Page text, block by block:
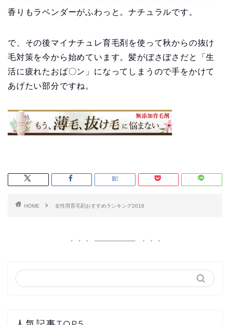
香りもラベンダーがふわっと。ナチュラルです。
で、その後マイナチュレ育毛剤を使って秋からの抜け
毛対策を今から始めています。髪がぼさぼさだと「生
活に疲れたおば〇ン」になってしまうので手をかけて
あげたい部分ですね。
HOME 女性用育毛剤おすすめランキング2018